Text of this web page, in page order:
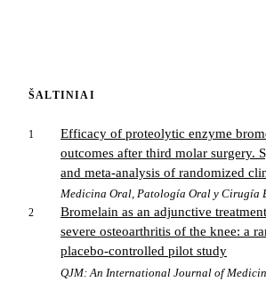
ŠALTINIAI
1
Efficacy of proteolytic enzyme
outcomes after third molar surgery.
and meta-analysis of randomized
Medicina Oral, Patología Oral y Cirugía
2
Bromelain as an adjunctive
severe osteoarthritis of the knee: a
placebo-controlled pilot study
QJM: An International Journal of